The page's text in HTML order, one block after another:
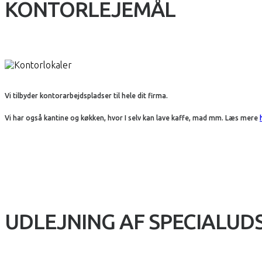
KONTORLEJEMÅL
Vi tilbyder kontorarbejdspladser til hele dit firma.
Vi har også kantine og køkken, hvor I selv kan lave kaffe, mad mm. Læs mere
UDLEJNING AF